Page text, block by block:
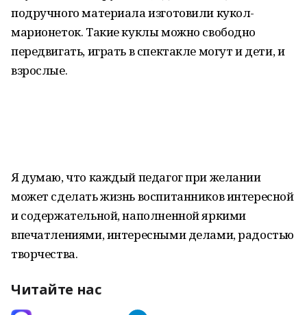
подручного материала изготовили кукол-
марионеток. Такие куклы можно свободно
передвигать, играть в спектакле могут и дети, и
взрослые.
Я думаю, что каждый педагог при желании
может сделать жизнь воспитанников интересной
и содержательной, наполненной яркими
впечатлениями, интересными делами, радостью
творчества.
Читайте нас